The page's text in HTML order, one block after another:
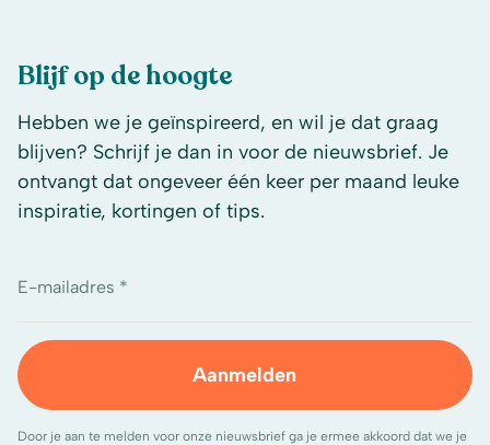
Blijf op de hoogte
Hebben we je geïnspireerd, en wil je dat graag
blijven? Schrijf je dan in voor de nieuwsbrief. Je
ontvangt dat ongeveer één keer per maand leuke
inspiratie, kortingen of tips.
E-mailadres *
Aanmelden
Door je aan te melden voor onze nieuwsbrief ga je ermee akkoord dat we je